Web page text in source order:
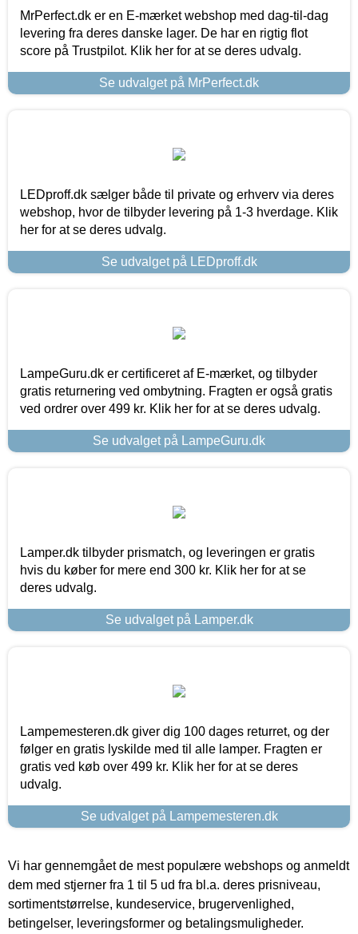
MrPerfect.dk er en E-mærket webshop med dag-til-dag
levering fra deres danske lager. De har en rigtig flot
score på Trustpilot. Klik her for at se deres udvalg.
Se udvalget på MrPerfect.dk
LEDproff.dk sælger både til private og erhverv via deres
webshop, hvor de tilbyder levering på 1-3 hverdage. Klik
her for at se deres udvalg.
Se udvalget på LEDproff.dk
LampeGuru.dk er certificeret af E-mærket, og tilbyder
gratis returnering ved ombytning. Fragten er også gratis
ved ordrer over 499 kr. Klik her for at se deres udvalg.
Se udvalget på LampeGuru.dk
Lamper.dk tilbyder prismatch, og leveringen er gratis
hvis du køber for mere end 300 kr. Klik her for at se
deres udvalg.
Se udvalget på Lamper.dk
Lampemesteren.dk giver dig 100 dages returret, og der
følger en gratis lyskilde med til alle lamper. Fragten er
gratis ved køb over 499 kr. Klik her for at se deres
udvalg.
Se udvalget på Lampemesteren.dk
Vi har gennemgået de mest populære webshops og anmeldt
dem med stjerner fra 1 til 5 ud fra bl.a. deres prisniveau,
sortimentstørrelse, kundeservice, brugervenlighed,
betingelser, leveringsformer og betalingsmuligheder.